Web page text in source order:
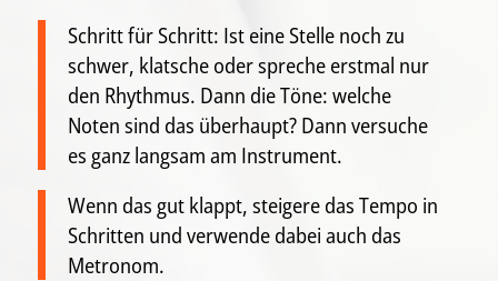
Schritt für Schritt: Ist eine Stelle noch zu
schwer, klatsche oder spreche erstmal nur
den Rhythmus. Dann die Töne: welche
Noten sind das überhaupt? Dann versuche
es ganz langsam am Instrument.
Wenn das gut klappt, steigere das Tempo in
Schritten und verwende dabei auch das
Metronom.